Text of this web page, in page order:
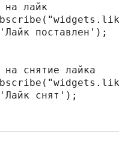
лайк
снятие лайка